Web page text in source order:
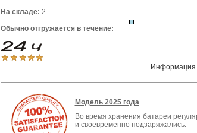
На складе: 2
Обычно отгружается в течение:
Информация
Модель 2025 года
Во время хранения батареи
и своевременно подзаряжались.